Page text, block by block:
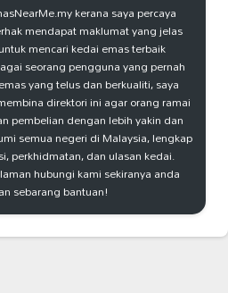
kerana saya percaya
mendapat maklumat yang jelas
mencari kedai emas terbaik
seorang pengguna yang pernah
yang telus dan berkualiti, saya
direktori ini agar orang ramai
pembelian dengan lebih yakin dan
semua negeri di Malaysia, lengkap
perkhidmatan, dan ulasan kedai.
hubungi kami sekiranya anda
sebarang bantuan!